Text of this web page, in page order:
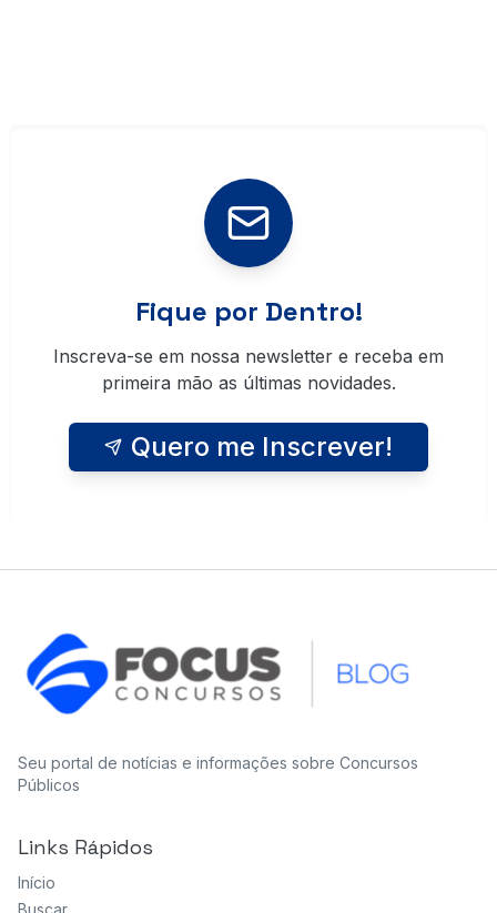
Fique por Dentro!
Inscreva-se em nossa newsletter e receba em
primeira mão as últimas novidades.
Quero me Inscrever!
Seu portal de notícias e informações sobre Concursos
Públicos
Links Rápidos
Início